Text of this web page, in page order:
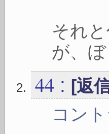
それ
が、
44 : [返
コン